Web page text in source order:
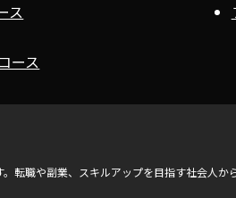
ス
ース
転職や副業、スキルアップを目指す社会人